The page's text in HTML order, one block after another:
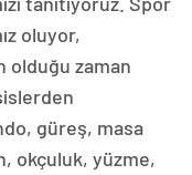
oluyor,
olduğu zaman
güreş, masa
okçuluk, yüzme,